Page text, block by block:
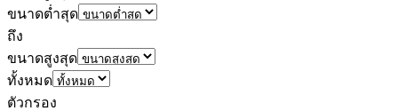
ขนาดต่ำสุด
ถึง
ขนาดสูงสุด
ทั้งหมด
ตัวกรอง